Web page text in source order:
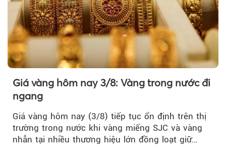
Giá vàng hôm nay 3/8: Vàng trong nước đi
ngang
Giá vàng hôm nay (3/8) tiếp tục ổn định trên thị
trường trong nước khi vàng miếng SJC và vàng
nhẫn tại nhiều thương hiệu lớn đồng loạt giữ